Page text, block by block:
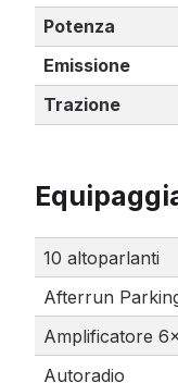
Potenza
Emissione
Trazione
10 altoparlanti
Afterrun
Amplificatore
Autoradio